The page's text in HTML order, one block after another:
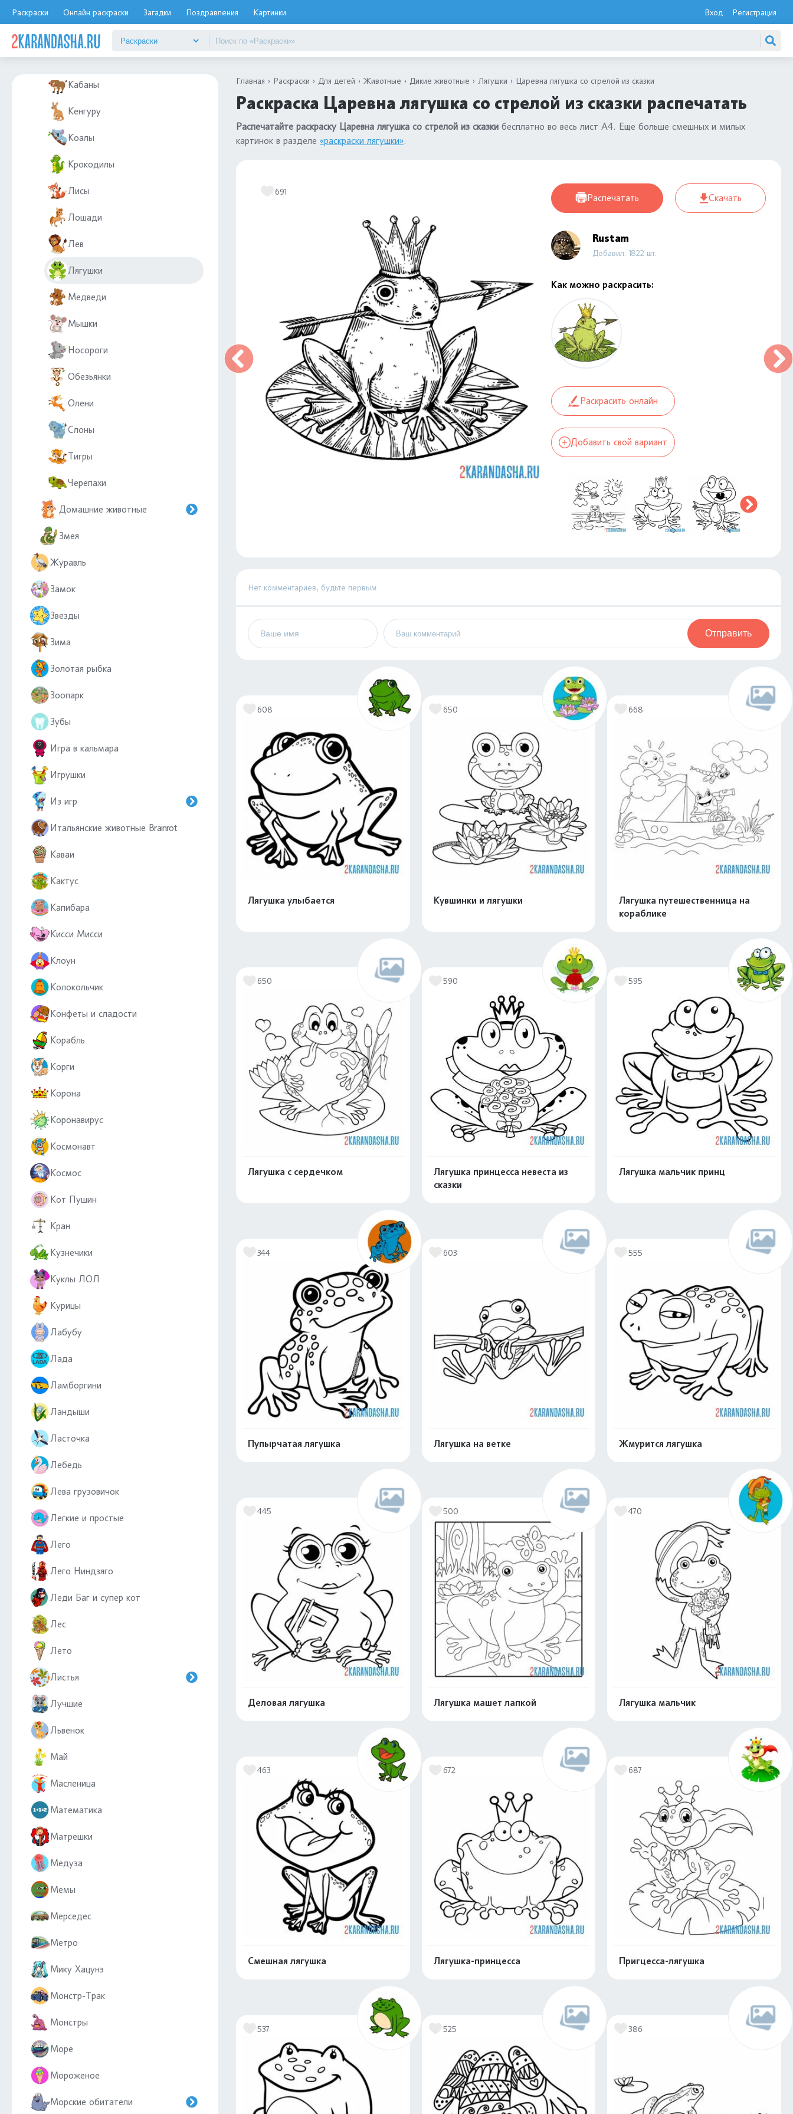
Раскраски Онлайн раскраски Загадки Поздравления Картинки Вход Регистрация
Зебры
Кабаны
Кенгуру
Коалы
Крокодилы
Лисы
Лошади
Лев
Лягушки
Медведи
Мышки
Носороги
Обезьянки
Олени
Слоны
Тигры
Черепахи
Домашние животные
Змея
Журавль
Замок
Звезды
Зима
Золотая рыбка
Зоопарк
Зубы
Игра в кальмара
Игрушки
Из игр
Итальянские животные Brainrot
Каваи
Кактус
Капибара
Кисси Мисси
Клоун
Колокольчик
Конфеты и сладости
Корабль
Корги
Корона
Коронавирус
Космонавт
Космос
Кот Пушин
Кран
Кузнечики
Куклы ЛОЛ
Курицы
Лабубу
Лада
Ламборгини
Ландыши
Ласточка
Лебедь
Лева грузовичок
Легкие и простые
Лего
Лего Ниндзяго
Леди Баг и супер кот
Лес
Лето
Листья
Лучшие
Львенок
Май
Масленица
Математика
Матрешки
Медуза
Мемы
Мерседес
Метро
Мику Хацунэ
Монстр-Трак
Монстры
Море
Мороженое
Морские обитатели
Главная Раскраски Для детей Животные Дикие животные Лягушки Царевна лягушка со стрелой из сказки
Раскраска Царевна лягушка со стрелой из сказки распечатать
Распечатайте раскраску Царевна лягушка со стрелой из сказки бесплатно во весь лист А4. Еще больше смешных и милых
картинок в разделе «раскраски лягушки».
691
Распечатать Скачать
Rustam
Добавил: 1822 шт.
Как можно раскрасить:
Раскрасить онлайн
Добавить свой вариант
Нет комментариев, будьте первым
Отправить
608
Лягушка улыбается
650
Кувшинки и лягушки
668
Лягушка путешественница на
кораблике
650
Лягушка с сердечком
590
Лягушка принцесса невеста из
сказки
595
Лягушка мальчик принц
344
Пупырчатая лягушка
603
Лягушка на ветке
555
Жмурится лягушка
445
Деловая лягушка
500
Лягушка машет лапкой
470
Лягушка мальчик
463
Смешная лягушка
672
Лягушка-принцесса
687
Пригцесса-лягушка
537 525 386